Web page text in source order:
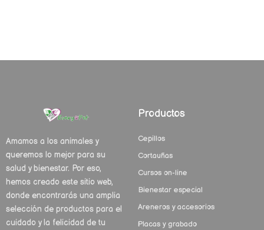
Amamos a los animales y
queremos lo mejor para su
salud y bienestar. Por eso,
hemos creado este sitio web,
donde encontrarás una amplia
selección de productos para el
cuidado y la felicidad de tu
Productos
Cepillos
Cortauñas
Cursos on-line
Bienestar especial
Areneros y accesorios
Placas y grabado